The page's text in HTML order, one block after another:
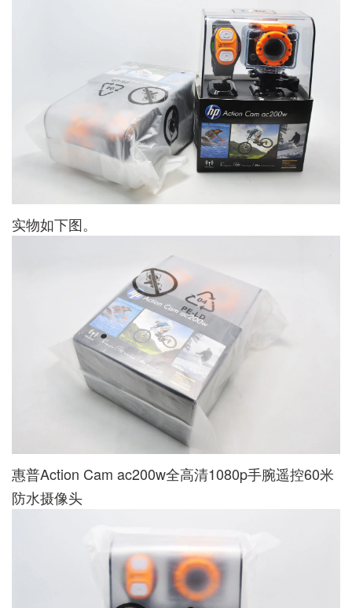
实物如下图。
惠普Action Cam ac200w全高清1080p手腕遥控60米
防水摄像头